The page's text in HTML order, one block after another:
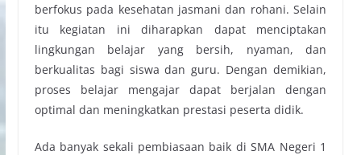
berfokus pada kesehatan jasmani dan rohani. Selain
itu kegiatan ini diharapkan dapat menciptakan
lingkungan belajar yang bersih, nyaman, dan
berkualitas bagi siswa dan guru. Dengan demikian,
proses belajar mengajar dapat berjalan dengan
optimal dan meningkatkan prestasi peserta didik.
Ada banyak sekali pembiasaan baik di SMA Negeri 1